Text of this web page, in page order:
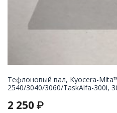
Тефлоновый вал, Kyocera-
2540/3040/3060/TaskAlfa-300i,
2 250 ₽